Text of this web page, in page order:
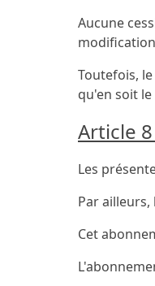
Aucune
Toutefois,
qu'en soit
Article
Les
Par
Cet